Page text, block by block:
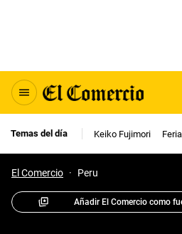
Temas del día Keiko Fujimori
El Comercio · Peru
Añadir El Comercio como